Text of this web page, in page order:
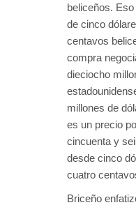
beliceños.
de cinco
centavos
compra
dieciocho
millones de
es un precio
cincuenta y
desde cinco
cuatro
Briceño